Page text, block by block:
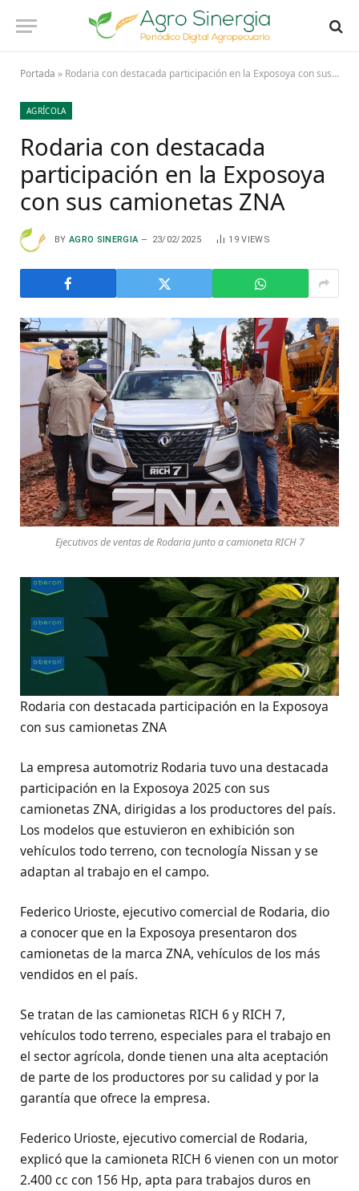
Portada » Rodaria con destacada participación en la Exposoya con sus camionetas ZNA
AGRÍCOLA
Rodaria con destacada
participación en la Exposoya
con sus camionetas ZNA
BY AGRO SINERGIA 23/02/2025 19VIEWS
Ejecutivos de ventas de Rodaria junto a camioneta RICH 7
Rodaria con destacada participación en la Exposoya
con sus camionetas ZNA
La empresa automotriz Rodaria tuvo una destacada
participación en la Exposoya 2025 con sus
camionetas ZNA, dirigidas a los productores del país.
Los modelos que estuvieron en exhibición son
vehículos todo terreno, con tecnología Nissan y se
adaptan al trabajo en el campo.
Federico Urioste, ejecutivo comercial de Rodaria, dio
a conocer que en la Exposoya presentaron dos
camionetas de la marca ZNA, vehículos de los más
vendidos en el país.
Se tratan de las camionetas RICH 6 y RICH 7,
vehículos todo terreno, especiales para el trabajo en
el sector agrícola, donde tienen una alta aceptación
de parte de los productores por su calidad y por la
garantía que ofrece la empresa.
Federico Urioste, ejecutivo comercial de Rodaria,
explicó que la camioneta RICH 6 vienen con un motor
2.400 cc con 156 Hp, apta para trabajos duros en